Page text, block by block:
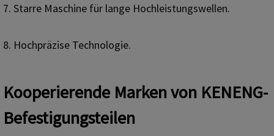
7. Starre Maschine für lange Hochleistungswellen.
8. Hochpräzise Technologie.
Kooperierende Marken von KENENG-
Befestigungsteilen